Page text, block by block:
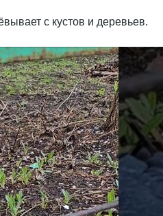
с кустов и деревьев.